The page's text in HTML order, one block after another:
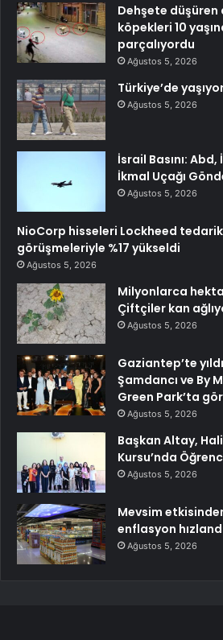
Dehşete düşüren
köpekleri 10
parçalıyordu
Ağustos 5, 2026
Türkiye’de
Ağustos 5, 2026
İsrail Basını:
İkmal Uçağı
Ağustos 5, 2026
NioCorp hisseleri Lockheed
görüşmeleriyle %17 yükseldi
Ağustos 5, 2026
Milyonlarca
Çiftçiler kan
Ağustos 5, 2026
Gaziantep’te
Şamdancı ve By
Green Park’ta
Ağustos 5, 2026
Başkan Altay,
Kursu’nda
Ağustos 5, 2026
Mevsim etkisinden
enflasyon
Ağustos 5, 2026